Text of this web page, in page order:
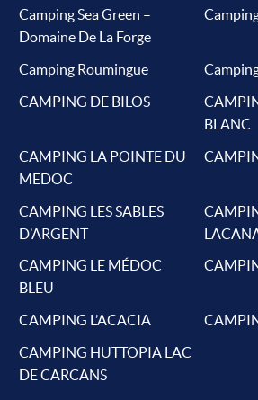
Camping Sea Green –
Domaine De La Forge
Camping Roumingue
CAMPING DE BILOS
BLANC
CAMPING LA POINTE DU
MEDOC
CAMPING LES SABLES
D’ARGENT
CAMPING LE MÉDOC
BLEU
CAMPING L’ACACIA
CAMPING HUTTOPIA LAC
DE CARCANS